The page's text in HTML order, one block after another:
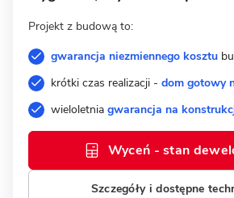
Projekt z budową to:
gwarancja niezmiennego kosztu
krótki czas realizacji - dom gotowy
wieloletnia gwarancja na
Szczegóły i dostępne
Wyceń - stan